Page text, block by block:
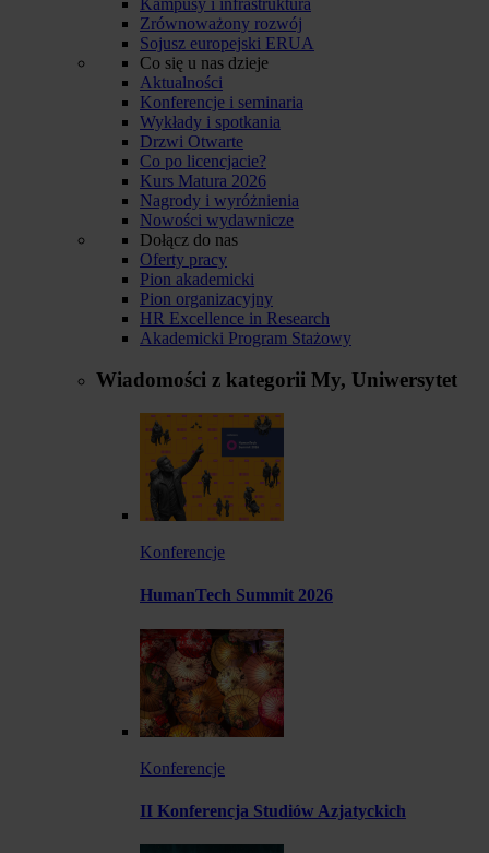
Zrównoważony rozwój
Sojusz europejski ERUA
Co się u nas dzieje
Aktualności
Konferencje i seminaria
Wykłady i spotkania
Drzwi Otwarte
Co po licencjacie?
Kurs Matura 2026
Nagrody i wyróżnienia
Nowości wydawnicze
Dołącz do nas
Oferty pracy
Pion akademicki
Pion organizacyjny
HR Excellence in Research
Akademicki Program Stażowy
Wiadomości z kategorii My, Uniwersytet
Konferencje
HumanTech Summit 2026
Konferencje
II Konferencja Studiów Azjatyckich